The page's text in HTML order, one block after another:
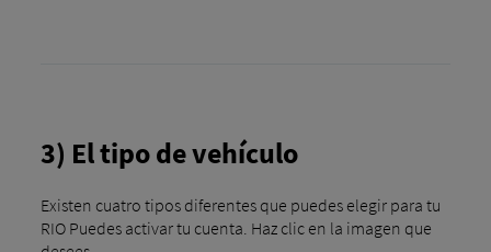
3) El tipo de vehículo
Existen cuatro tipos diferentes que puedes elegir para tu
RIO Puedes activar tu cuenta. Haz clic en la imagen que